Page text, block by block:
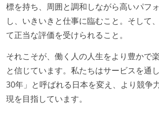
標を持ち、周囲と調和しながら高いパフ
し、いきいきと仕事に臨むこと。そして
て正当な評価を受けられること。
それこそが、働く人の人生をより豊かで
と信じています。私たちはサービスを通
30年」と呼ばれる日本を変え、より競争
現を目指しています。